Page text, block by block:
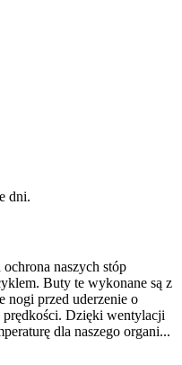
naszych stóp
Buty te wykonane są z
nogi przed uderzenie o
prędkości. Dzięki wentylacji
dla naszego organi...